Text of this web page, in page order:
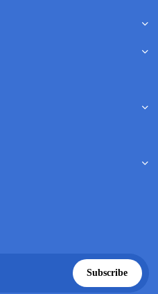
Subscribe